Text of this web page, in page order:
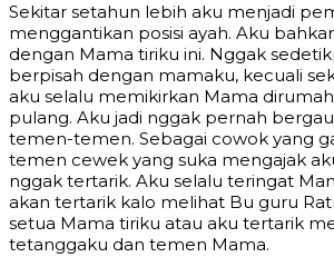
Sekitar setahun lebih aku menjadi
menggantikan posisi ayah. Aku
dengan Mama tiriku ini. Nggak
berpisah dengan mamaku, kecuali
aku selalu memikirkan Mama
pulang. Aku jadi nggak pernah
temen-temen. Sebagai cowok yang
temen cewek yang suka mengajak
nggak tertarik. Aku selalu teringat
akan tertarik kalo melihat Bu guru
setua Mama tiriku atau aku tertarik
tetanggaku dan temen Mama.